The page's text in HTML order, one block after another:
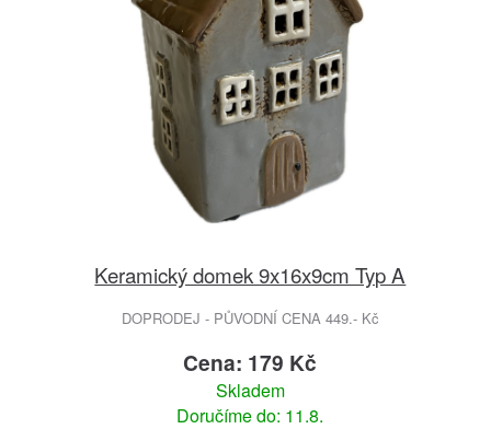
Keramický domek 9x16x9cm Typ A
DOPRODEJ - PŮVODNÍ CENA 449.- Kč
Cena: 179 Kč
Skladem
Doručíme do: 11.8.